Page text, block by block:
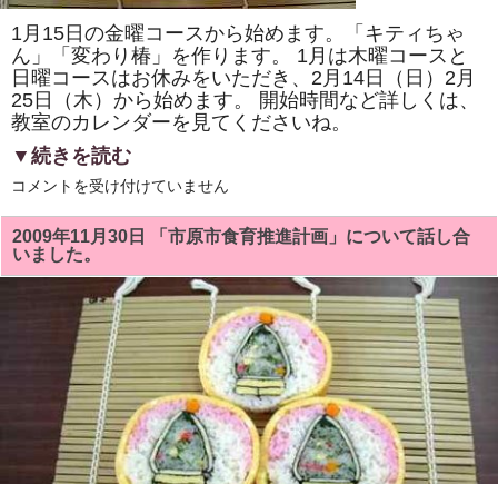
房
総
太
巻
き
寿
司
教
室
は,
大
変
喜
れ
ま
し
た!!
1月15日の金曜コースから始めます。「キティちゃ
ん」「変わり椿」を作ります。 1月は木曜コースと
日曜コースはお休みをいただき、2月14日（日）2月
25日（木）から始めます。 開始時間など詳しくは、
教室のカレンダーを見てくださいね。
▼続きを読む
1
の
房
総
太
巻
コメントを受け付けていません
2009年11月30日 「市原市食育推進計画」について話し合
いました。